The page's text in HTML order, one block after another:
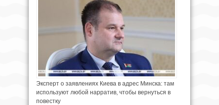
Эксперт о заявлениях Киева в адрес Минска: там
используют любой нарратив, чтобы вернуться в
повестку